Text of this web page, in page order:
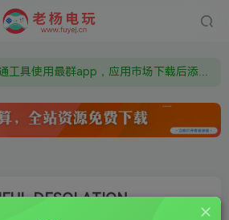
需要什么游戏请联系客服，若链接失效请联系客服，百度网盘边上的激活码也是解压密码
由于微信被封，沟通工具使用最群app，应用市场下载后添加好友：Y9FA49 以后用最群交流解决问题。不再使用微信！
DESOLATION